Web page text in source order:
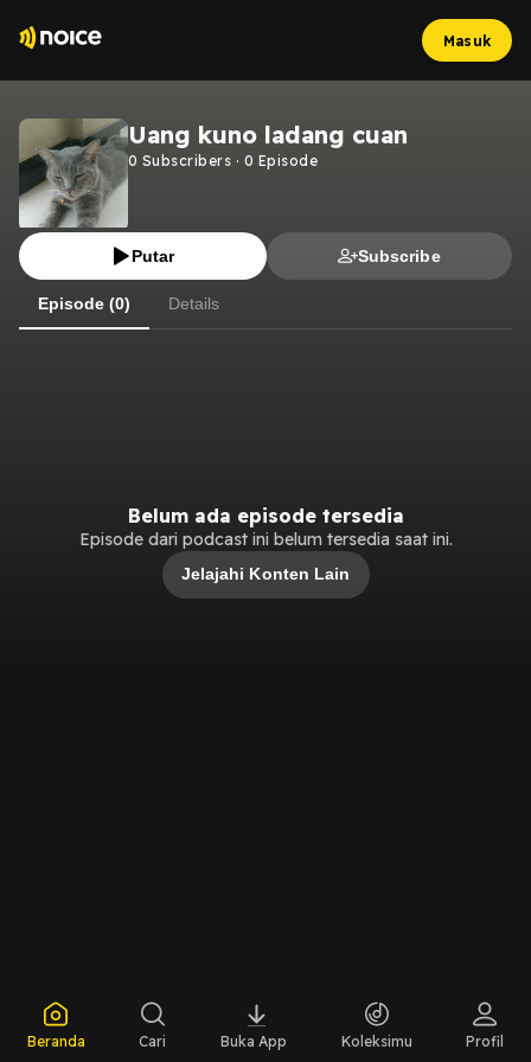
Masuk
Uang kuno ladang cuan
0 Subscribers · 0 Episode
Putar Subscribe
Episode (0) Details
Belum ada episode tersedia
Episode dari podcast ini belum tersedia saat ini.
Jelajahi Konten Lain
Beranda Cari Buka App Koleksimu Profil